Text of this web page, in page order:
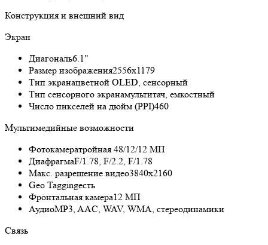
Конструкция и внешний вид
Экран
Диагональ6.1"
Размер изображения2556x1179
Тип экранацветной OLED, сенсорный
Тип сенсорного экранамультитач, емкостный
Число пикселей на дюйм (PPI)460
Мультимедийные возможности
Фотокамератройная 48/12/12 МП
ДиафрагмаF/1.78, F/2.2, F/1.78
Макс. разрешение видео3840x2160
Geo Taggingесть
Фронтальная камера12 МП
АудиоMP3, AAC, WAV, WMA, стереодинамики
Связь